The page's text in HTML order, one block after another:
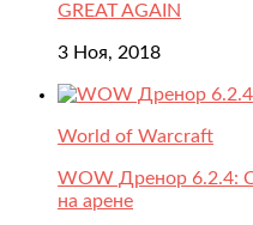
GREAT AGAIN
3 Ноя, 2018
World of Warcraft
WOW Дренор 6.2.4:
на арене